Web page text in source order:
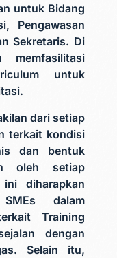
untuk Bidang
Pengawasan
Sekretaris. Di
untuk
dari setiap
terkait kondisi
dan bentuk
oleh setiap
diharapkan
dalam
Training
dengan
Selain itu,